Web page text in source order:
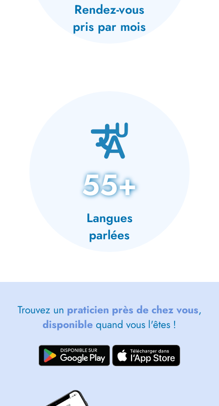
Rendez-vous
pris par mois
55+
Langues
parlées
Trouvez un praticien près de chez vous,
disponible quand vous l'êtes !